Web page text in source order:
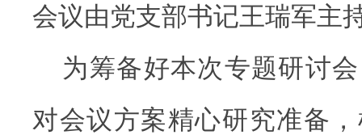
会议由党支部书记王瑞军主
为筹备好本次专题研讨
对会议方案精心研究准备